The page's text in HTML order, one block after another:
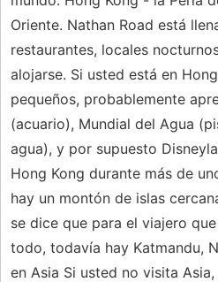
Oriente. Nathan Road está
restaurantes, locales
alojarse. Si usted está en
pequeños, probablemente
(acuario), Mundial del Agua
agua), y por supuesto
Hong Kong durante más de
hay un montón de islas
se dice que para el viajero
todo, todavía hay Katmandu,
en Asia Si usted no visita